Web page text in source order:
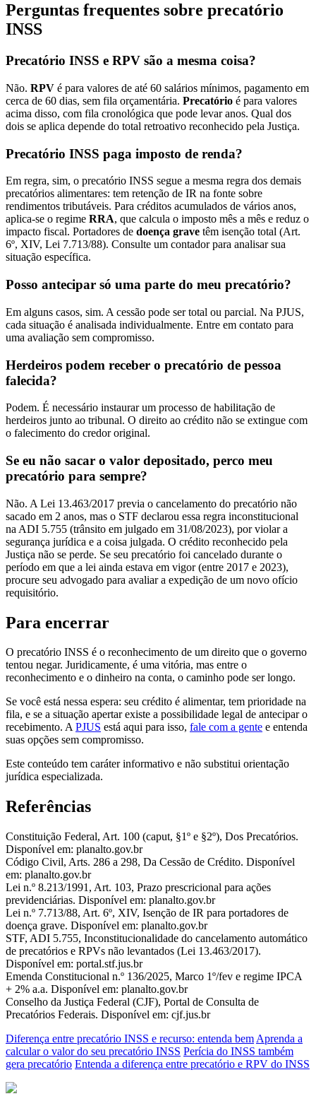
Perguntas frequentes sobre precatório
INSS
Precatório INSS e RPV são a mesma coisa?
Não. RPV é para valores de até 60 salários mínimos, pagamento em
cerca de 60 dias, sem fila orçamentária. Precatório é para valores
acima disso, com fila cronológica que pode levar anos. Qual dos
dois se aplica depende do total retroativo reconhecido pela Justiça.
Precatório INSS paga imposto de renda?
Em regra, sim, o precatório INSS segue a mesma regra dos demais
precatórios alimentares: tem retenção de IR na fonte sobre
rendimentos tributáveis. Para créditos acumulados de vários anos,
aplica-se o regime RRA, que calcula o imposto mês a mês e reduz o
impacto fiscal. Portadores de doença grave têm isenção total (Art.
6º, XIV, Lei 7.713/88). Consulte um contador para analisar sua
situação específica.
Posso antecipar só uma parte do meu precatório?
Em alguns casos, sim. A cessão pode ser total ou parcial. Na PJUS,
cada situação é analisada individualmente. Entre em contato para
uma avaliação sem compromisso.
Herdeiros podem receber o precatório de pessoa
falecida?
Podem. É necessário instaurar um processo de habilitação de
herdeiros junto ao tribunal. O direito ao crédito não se extingue com
o falecimento do credor original.
Se eu não sacar o valor depositado, perco meu
precatório para sempre?
Não. A Lei 13.463/2017 previa o cancelamento do precatório não
sacado em 2 anos, mas o STF declarou essa regra inconstitucional
na ADI 5.755 (trânsito em julgado em 31/08/2023), por violar a
segurança jurídica e a coisa julgada. O crédito reconhecido pela
Justiça não se perde. Se seu precatório foi cancelado durante o
período em que a lei ainda estava em vigor (entre 2017 e 2023),
procure seu advogado para avaliar a expedição de um novo ofício
requisitório.
Para encerrar
O precatório INSS é o reconhecimento de um direito que o governo
tentou negar. Juridicamente, é uma vitória, mas entre o
reconhecimento e o dinheiro na conta, o caminho pode ser longo.
Se você está nessa espera: seu crédito é alimentar, tem prioridade na
fila, e se a situação apertar existe a possibilidade legal de antecipar o
recebimento. APJUS está aqui para isso, fale com a gente e entenda
suas opções sem compromisso.
Este conteúdo tem caráter informativo e não substitui orientação
jurídica especializada.
Referências
Constituição Federal, Art. 100 (caput, §1º e §2º), Dos Precatórios.
Disponível em: planalto.gov.br
Código Civil, Arts. 286 a 298, Da Cessão de Crédito. Disponível
em: planalto.gov.br
Lei n.º 8.213/1991, Art. 103, Prazo prescricional para ações
previdenciárias. Disponível em: planalto.gov.br
Lei n.º 7.713/88, Art. 6º, XIV, Isenção de IR para portadores de
doença grave. Disponível em: planalto.gov.br
STF, ADI 5.755, Inconstitucionalidade do cancelamento automático
de precatórios e RPVs não levantados (Lei 13.463/2017).
Disponível em: portal.stf.jus.br
Emenda Constitucional n.º 136/2025, Marco 1º/fev e regime IPCA
+ 2% a.a. Disponível em: planalto.gov.br
Conselho da Justiça Federal (CJF), Portal de Consulta de
Precatórios Federais. Disponível em: cjf.jus.br
Diferença entre precatório INSS e recurso: entenda bem Aprenda a
calcular o valor do seu precatório INSS Perícia do INSS também
gera precatório Entenda a diferença entre precatório e RPV do INSS